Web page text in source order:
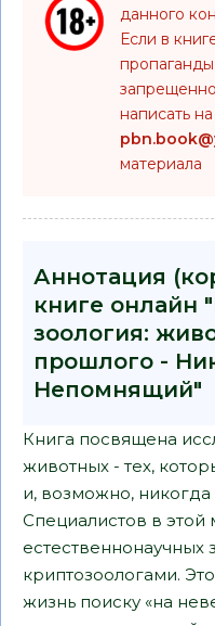
данного
Если в
написать
материала
Аннотация
книге онлайн
зоология:
прошлого -
Непомнящий"
Книга посвящена
животных - тех,
и, возможно,
Специалистов в этой
естественнонаучных
криптозоологами.
жизнь поиску «на